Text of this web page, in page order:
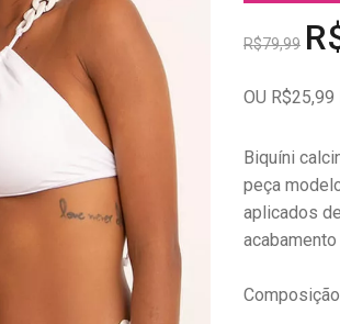
R$79,99
OU R$25,99
Biquíni
peça
aplicados